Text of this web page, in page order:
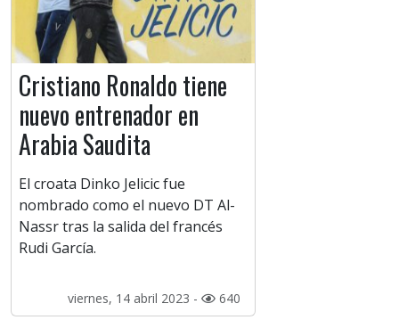
Cristiano Ronaldo tiene
nuevo entrenador en
Arabia Saudita
El croata Dinko Jelicic fue
nombrado como el nuevo DT Al-
Nassr tras la salida del francés
Rudi García.
viernes, 14 abril 2023 - 640